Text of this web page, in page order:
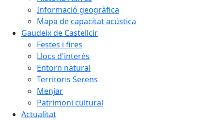
Informació geogràfica
Mapa de capacitat acústica
Gaudeix de Castellcir
Festes i fires
Llocs d'interès
Entorn natural
Territoris Serens
Menjar
Patrimoni cultural
Actualitat